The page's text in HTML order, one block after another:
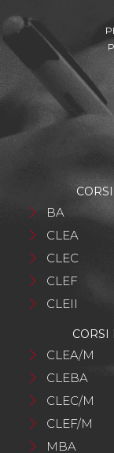
BA
CLEA
CLEC
CLEF
CLEII
CORSI
CLEA/M
CLEBA
CLEC/M
CLEF/M
MBA